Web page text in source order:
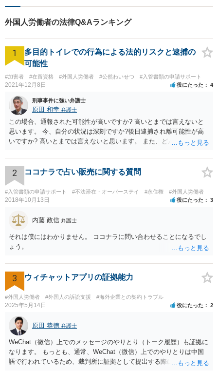
ます。ご友人が不法就労しているのでしたら、退去強制事由になり得
外国人労働者の法律Q&Aランキング
1
多目的トイレでの行為による法的リスクと逮捕の
可能性
#加害者 #在留資格 #外国人労働者 #公然わいせつ #入管書類の申請サポート
2021年12月8日 役にたった 4
刑事事件に強い弁護士
原田 和幸 弁護士
この場合、通報された可能性が高いですか? 高いとまでは言えないと
思います。 今、自分の状況は深刻ですか?後日逮捕され離可能性が高
いですか? 高いとまでは言えないと思います。 また、どんな犯罪をし
たりでしょうか。
2 ココナラで占い販売に関する質問
#入管書類の申請サポート #不法滞在・オーバーステイ #永住権 #外国人労働者
2018年10月13日 役にたった 3
内藤 政信 弁護士
それは僕にはわかりません。 ココナラに問い合わせることになるでし
ょう。
3 ウィチャットアプリの証拠能力
#外国人労働者 #外国人の訴訟支援 #海外企業との契約トラブル
2025年5月14日 役にたった 2
原田 恭徳 弁護士
WeChat（微信）上でのメッセージのやりとり（トーク履歴）も証拠に
なります。 もっとも、通常、WeChat（微信）上でのやりとりは中国
語で行われているため、裁判所に証拠として提出する際には日本語の